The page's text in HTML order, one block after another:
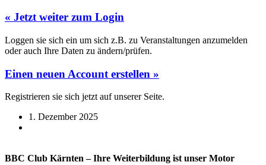
« Jetzt weiter zum Login
Loggen sie sich ein um sich z.B. zu Veranstaltungen anzumelden
oder auch Ihre Daten zu ändern/prüfen.
Einen neuen Account erstellen »
Registrieren sie sich jetzt auf unserer Seite.
1. Dezember 2025
BBC Club Kärnten – Ihre Weiterbildung ist unser Motor